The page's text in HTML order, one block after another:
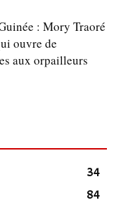
: Mory Traoré
ouvre de
aux orpailleurs
34
84